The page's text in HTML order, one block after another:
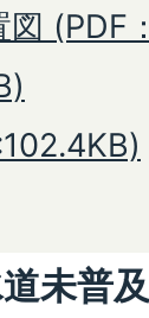
図 (PDF
未普